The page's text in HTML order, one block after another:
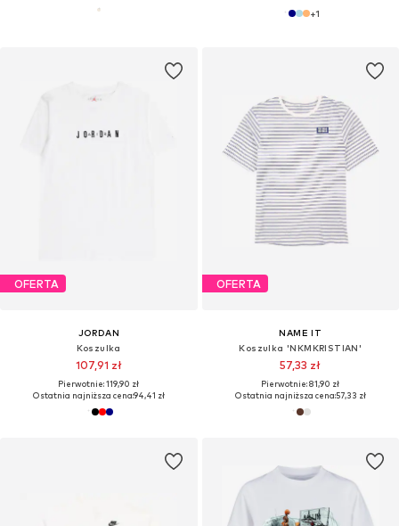
+1
OFERTA
JORDAN
Koszulka
107,91 zł
Pierwotnie: 119,90 zł
Ostatnia najniższa cena:94,41 zł
OFERTA
NAME IT
Koszulka 'NKMKRISTIAN'
57,33 zł
Pierwotnie: 81,90 zł
Ostatnia najniższa cena:57,33 zł